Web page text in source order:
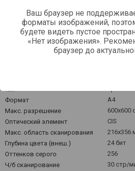
Ваш браузер не
форматы изображений,
будете видеть пустое
«Нет изображения».
браузер до
Средняя цена
Тип
Формат
A4
Макс. разрешение
600x600
Оптический элемент
CIS
Макс. область сканирования
216x356
Глубина цвета (внеш.)
24 бит
Оттенков серого
256
Ч/б сканирование
30 стр/